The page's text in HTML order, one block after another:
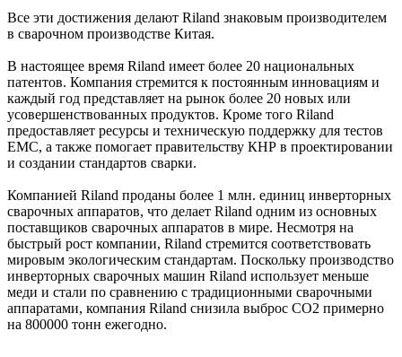
Все эти достижения делают Riland знаковым производителем
в сварочном производстве Китая.
В настоящее время Riland имеет более 20 национальных
патентов. Компания стремится к постоянным инновациям и
каждый год представляет на рынок более 20 новых или
усовершенствованных продуктов. Кроме того Riland
предоставляет ресурсы и техническую поддержку для тестов
ЕМС, а также помогает правительству КНР в проектировании
и создании стандартов сварки.
Компанией Riland проданы более 1 млн. единиц инверторных
сварочных аппаратов, что делает Riland одним из основных
поставщиков сварочных аппаратов в мире. Несмотря на
быстрый рост компании, Riland стремится соответствовать
мировым экологическим стандартам. Поскольку производство
инверторных сварочных машин Riland использует меньше
меди и стали по сравнению с традиционными сварочными
аппаратами, компания Riland снизила выброс СО2 примерно
на 800000 тонн ежегодно.